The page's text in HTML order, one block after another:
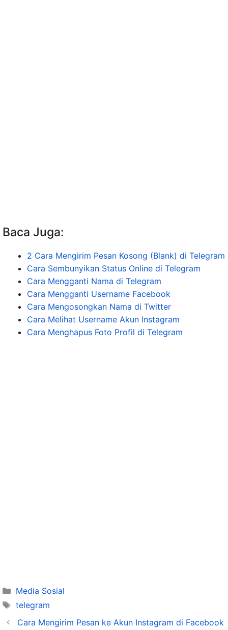
Baca Juga:
2 Cara Mengirim Pesan Kosong (Blank) di Telegram
Cara Sembunyikan Status Online di Telegram
Cara Mengganti Nama di Telegram
Cara Mengganti Username Facebook
Cara Mengosongkan Nama di Twitter
Cara Melihat Username Akun Instagram
Cara Menghapus Foto Profil di Telegram
Categories
Media Sosial
Tags
telegram
Cara Mengirim Pesan ke Akun Instagram di Facebook